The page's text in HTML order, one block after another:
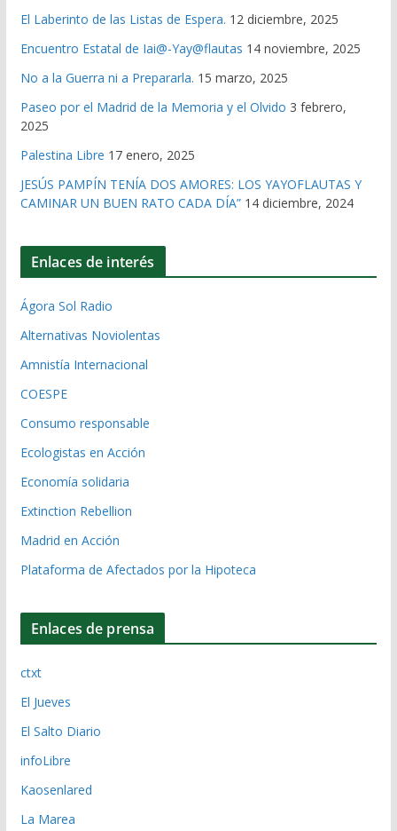
El Laberinto de las Listas de Espera. 12 diciembre, 2025
Encuentro Estatal de Iai@-Yay@flautas 14 noviembre, 2025
No a la Guerra ni a Prepararla. 15 marzo, 2025
Paseo por el Madrid de la Memoria y el Olvido 3 febrero,
2025
Palestina Libre 17 enero, 2025
JESÚS PAMPÍN TENÍA DOS AMORES: LOS YAYOFLAUTAS Y
CAMINAR UN BUEN RATO CADA DÍA” 14 diciembre, 2024
Enlaces de interés
Ágora Sol Radio
Alternativas Noviolentas
Amnistía Internacional
COESPE
Consumo responsable
Ecologistas en Acción
Economía solidaria
Extinction Rebellion
Madrid en Acción
Plataforma de Afectados por la Hipoteca
Enlaces de prensa
ctxt
El Jueves
El Salto Diario
infoLibre
Kaosenlared
La Marea